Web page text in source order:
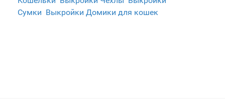
Сумки Выкройки Домики для кошек